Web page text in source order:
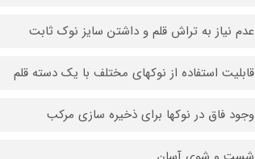
عدم نیاز به تراش قلم و داشتن سایز نوک ثابت
قابلیت استفاده از نوکهای مختلف با یک دسته قلم
وجود فاق در نوکها برای ذخیره سازی مرکب